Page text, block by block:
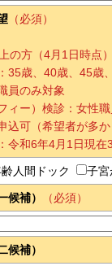
（必須）
の方（4月1日時点）
35歳、40歳、45歳
員のみ対象
ィー）検診：女性
込可（希望者が多
令和6年4月1日現在
人間ドック 子宮
候補） （必須）
候補）